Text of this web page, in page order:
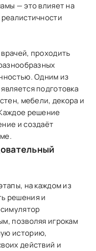
— это влияет на
проходить
Одним из
подготовка
мебели, декора и
решение
и создаёт
на каждом из
решения и
позволяя игрокам
историю,
действий и